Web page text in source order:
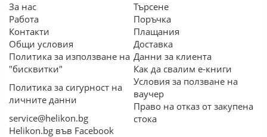
За нас
Работа
Контакти
Общи условия
Политика за използване на
"бисквитки"
Политика за сигурност на
личните данни
service@helikon.bg
Helikon.bg във Facebook
Търсене
Поръчка
Плащания
Доставка
Данни за клиента
Как да свалим е-книги
Условия за ползване на
ваучер
Право на отказ от закупена
стока